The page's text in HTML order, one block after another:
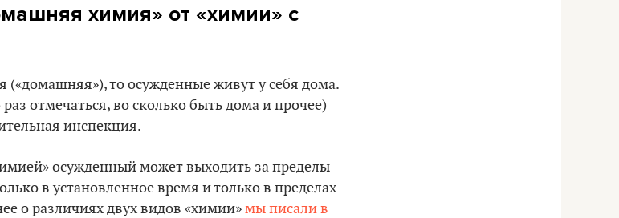
химия» от «химии» с
(«домашняя»), то осужденные живут у себя дома.
отмечаться, во сколько быть дома и прочее)
инспекция.
осужденный может выходить за пределы
в установленное время и только в пределах
о различиях двух видов «химии»мы писали в